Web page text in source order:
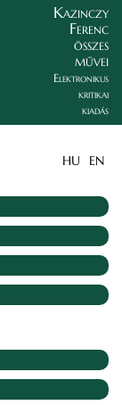
Kazinczy
Ferenc
összes
művei
Elektronikus
kritikai
kiadás
HU EN